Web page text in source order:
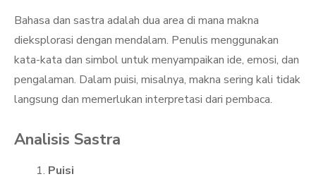
Bahasa dan sastra adalah dua area di mana makna
dieksplorasi dengan mendalam. Penulis menggunakan
kata-kata dan simbol untuk menyampaikan ide, emosi, dan
pengalaman. Dalam puisi, misalnya, makna sering kali tidak
langsung dan memerlukan interpretasi dari pembaca.
Analisis Sastra
Puisi